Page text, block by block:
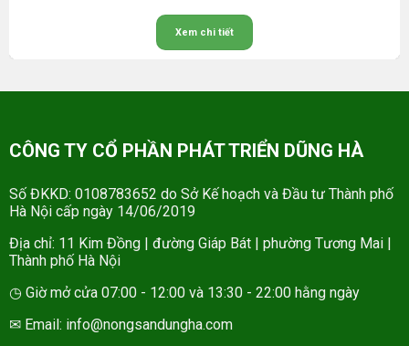
Xem chi tiết
CÔNG TY CỔ PHẦN PHÁT TRIỂN DŨNG HÀ
Số ĐKKD: 0108783652 do Sở Kế hoạch và Đầu tư Thành phố
Hà Nội cấp ngày 14/06/2019
Địa chỉ: 11 Kim Đồng | đường Giáp Bát | phường Tương Mai |
Thành phố Hà Nội
◷ Giờ mở cửa 07:00 - 12:00 và 13:30 - 22:00 hằng ngày
✉ Email: info@nongsandungha.com